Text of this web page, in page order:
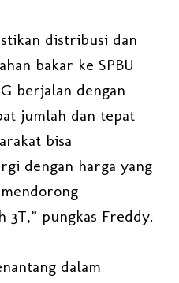
distribusi dan
bakar ke SPBU
berjalan dengan
jumlah dan tepat
bisa
dengan harga yang
3T,” pungkas Freddy.
dalam